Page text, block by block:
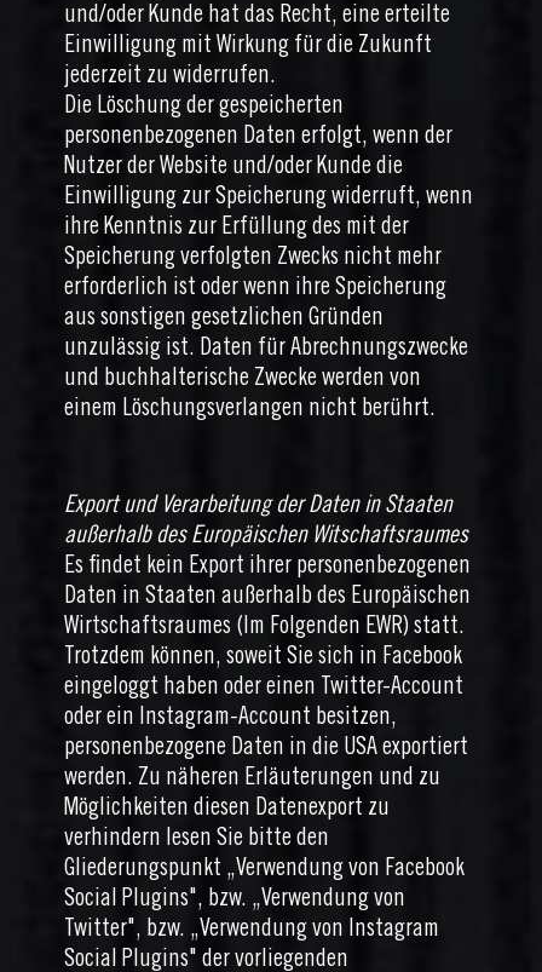
und/oder Kunde hat das Recht, eine erteilte
Einwilligung mit Wirkung für die Zukunft
jederzeit zu widerrufen.
Die Löschung der gespeicherten
personenbezogenen Daten erfolgt, wenn der
Nutzer der Website und/oder Kunde die
Einwilligung zur Speicherung widerruft, wenn
ihre Kenntnis zur Erfüllung des mit der
Speicherung verfolgten Zwecks nicht mehr
erforderlich ist oder wenn ihre Speicherung
aus sonstigen gesetzlichen Gründen
unzulässig ist. Daten für Abrechnungszwecke
und buchhalterische Zwecke werden von
einem Löschungsverlangen nicht berührt.
Export und Verarbeitung der Daten in Staaten
außerhalb des Europäischen Witschaftsraumes
Es findet kein Export ihrer personenbezogenen
Daten in Staaten außerhalb des Europäischen
Wirtschaftsraumes (Im Folgenden EWR) statt.
Trotzdem können, soweit Sie sich in Facebook
eingeloggt haben oder einen Twitter-Account
oder ein Instagram-Account besitzen,
personenbezogene Daten in die USA exportiert
werden. Zu näheren Erläuterungen und zu
Möglichkeiten diesen Datenexport zu
verhindern lesen Sie bitte den
Gliederungspunkt „Verwendung von Facebook
Social Plugins", bzw. „Verwendung von
Twitter", bzw. „Verwendung von Instagram
Social Plugins" der vorliegenden